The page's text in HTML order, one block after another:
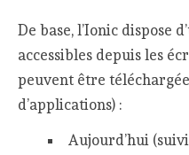
De base, l’Ionic dispose
accessibles depuis les
peuvent être
d’applications) :
Aujourd’hui